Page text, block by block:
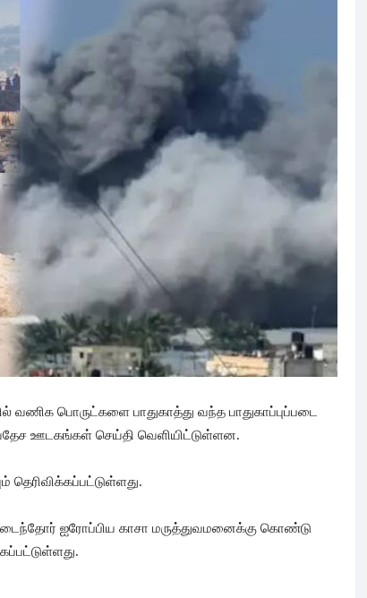
வணிக பொருட்களை பாதுகாத்து வந்த பாதுகாப்புப்படை
ஊடகங்கள் செய்தி வெளியிட்டுள்ளன.
தெரிவிக்கப்பட்டுள்ளது.
ஐரோப்பிய காசா மருத்துவமனைக்கு கொண்டு